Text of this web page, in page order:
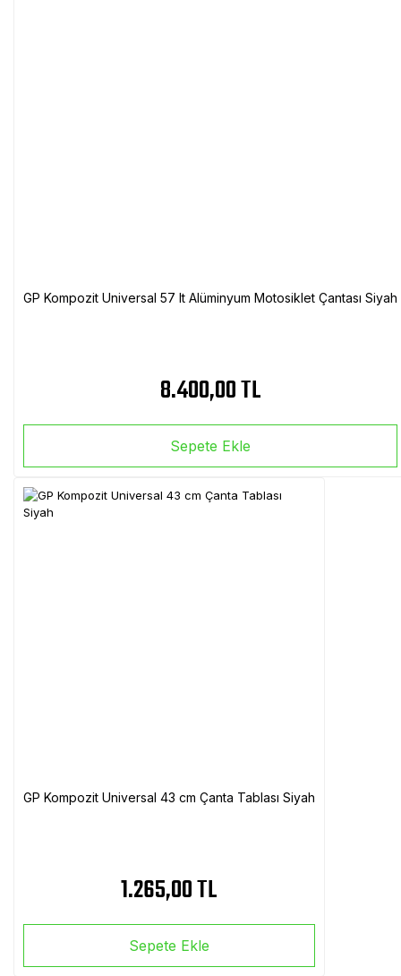
GP Kompozit Universal 57 lt Alüminyum Motosiklet Çantası Siyah
8.400,00 TL
Sepete Ekle
GP Kompozit Universal 43 cm Çanta Tablası Siyah
1.265,00 TL
Sepete Ekle